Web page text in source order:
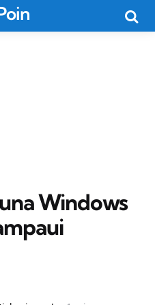
Windows